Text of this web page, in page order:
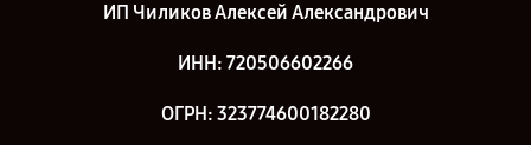
ИП Чиликов Алексей Александрович
ИНН: 720506602266
ОГРН: 323774600182280